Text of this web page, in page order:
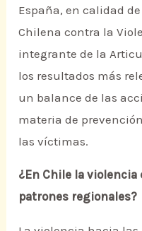
España, en calidad
Chilena contra la
integrante de la
los resultados más
un balance de las
materia de
las víctimas.
¿En Chile la
patrones regionales?